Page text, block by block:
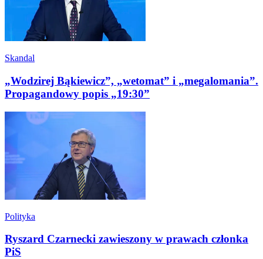
Skandal
„Wodzirej Bąkiewicz”, „wetomat” i „megalomania”.
Propagandowy popis „19:30”
Polityka
Ryszard Czarnecki zawieszony w prawach członka
PiS